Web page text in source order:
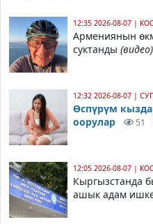
12:35 2026-08-07 |
Армениянын
суктанды(видео)
12:32 2026-08-07 |
Өспүрүм
оорулар
51
12:05 2026-08-07 |
Кыргызстанда
ашык адам